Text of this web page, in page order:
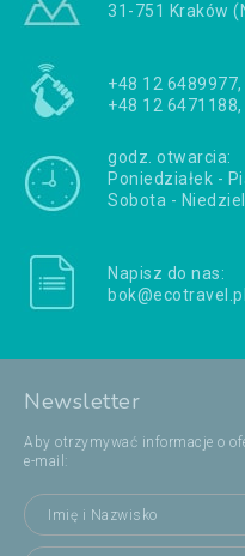
31-751 Kraków
+48 12
+48 12 6471188,
godz. otwarcia:
Poniedziałek -
Sobota -
Napisz do nas:
bok@ecotravel.pl
Newsletter
Aby otrzymywać informacje o
e-mail: